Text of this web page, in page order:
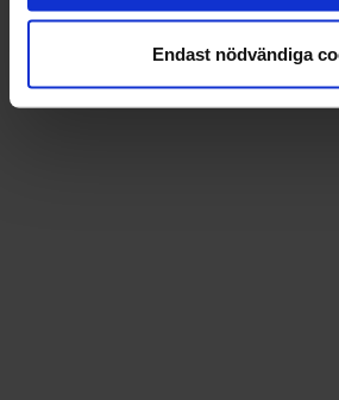
Endast nödvändiga